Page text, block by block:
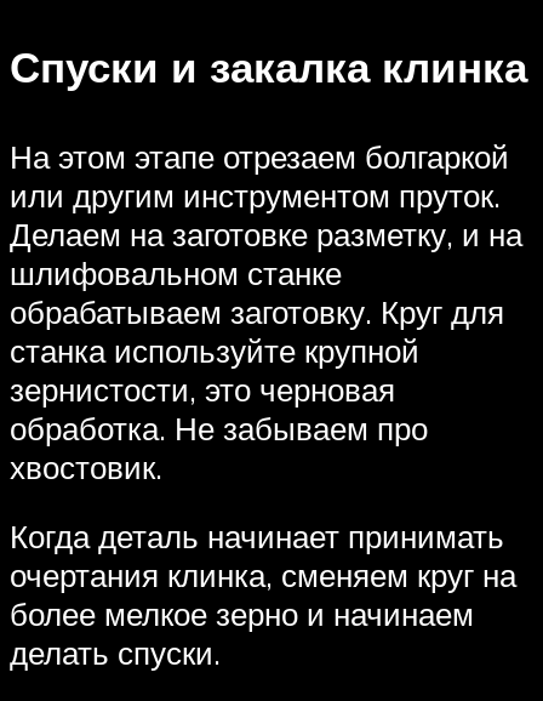
Спуски и закалка клинка
На этом этапе отрезаем болгаркой
или другим инструментом пруток.
Делаем на заготовке разметку, и на
шлифовальном станке
обрабатываем заготовку. Круг для
станка используйте крупной
зернистости, это черновая
обработка. Не забываем про
хвостовик.
Когда деталь начинает принимать
очертания клинка, сменяем круг на
более мелкое зерно и начинаем
делать спуски.